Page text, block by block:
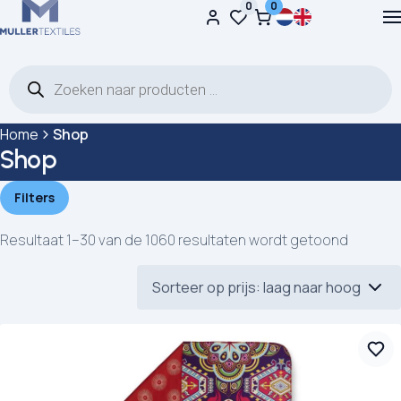
Ga naar de inhoud 0 0
Home Shop
Shop
Filters
Resultaat 1–30 van de 1060 resultaten wordt getoond